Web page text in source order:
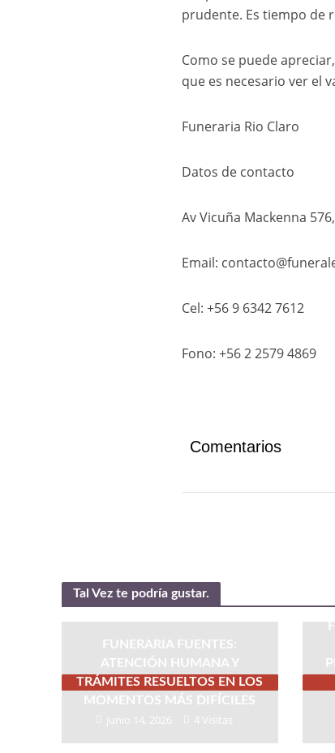
prudente. Es tiempo de
Como se puede
que es necesario ver el
Funeraria Rio Claro
Datos de contacto
Av Vicuña Mackenna
Email:
Cel: +56 9 6342 7612
Fono: +56 2 2579 4869
Comentarios
Tal Vez te podría gustar.
FUNERARIA FUENTES:
ATENCIÓN HUMANA Y
TRÁMITES RESUELTOS EN LOS
MOMENTOS MÁS DIFÍCILES
junio 14, 2026 4 Visitas